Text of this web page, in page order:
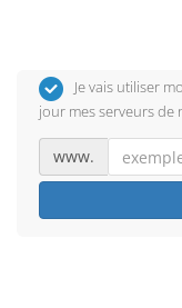
Je vais utiliser
jour mes serveurs de
www.